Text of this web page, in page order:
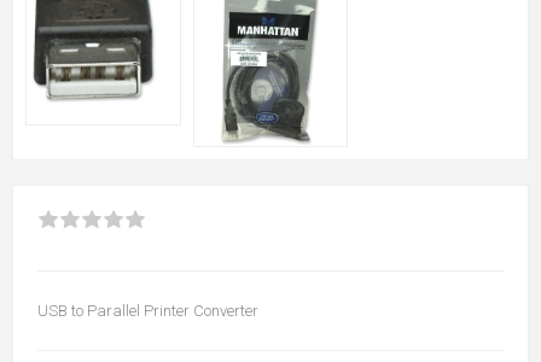
USB to Parallel Printer Converter